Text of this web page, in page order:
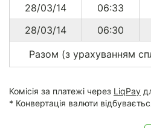
28/03/14
06:33
28/03/14
06:30
Разом (з урахуванням
Комісія за платежі через LiqPay
* Конвертація валюти